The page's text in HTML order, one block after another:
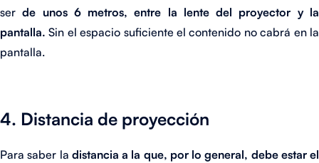
serde unos 6 metros, entre la lente del proyector y la
pantalla. Sin el espacio suficiente el contenido no cabrá en la
pantalla.
4. Distancia de proyección
Para saber la distancia a la que, por lo general, debe estar el